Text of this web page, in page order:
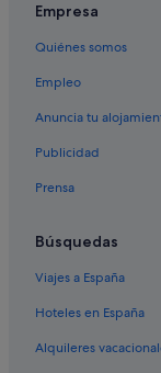
Greenport
Hoteles cerca
Moteles en
Sag Harbor
Empresa
Quiénes somos
Empleo
Anuncia tu
Publicidad
Prensa
Búsquedas
Viajes a España
Hoteles en España
Alquileres